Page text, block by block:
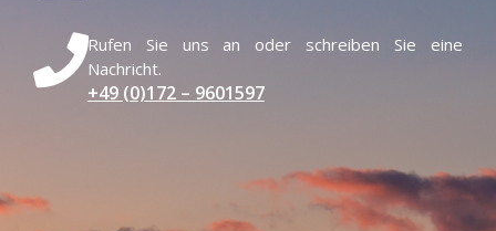
Rufen Sie uns an oder schreiben Sie eine
Nachricht.
+49 (0)172 – 9601597